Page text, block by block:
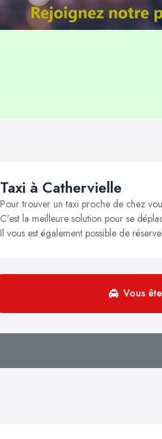
Taxi à Cathervielle
Pour trouver un taxi proche de chez
C’est la meilleure solution pour se
Il vous est également possible de
Vous